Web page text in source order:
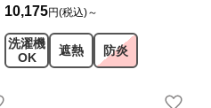
10,175円(税込)～
洗濯機
OK
遮熱 防炎